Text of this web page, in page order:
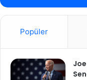
Popüler